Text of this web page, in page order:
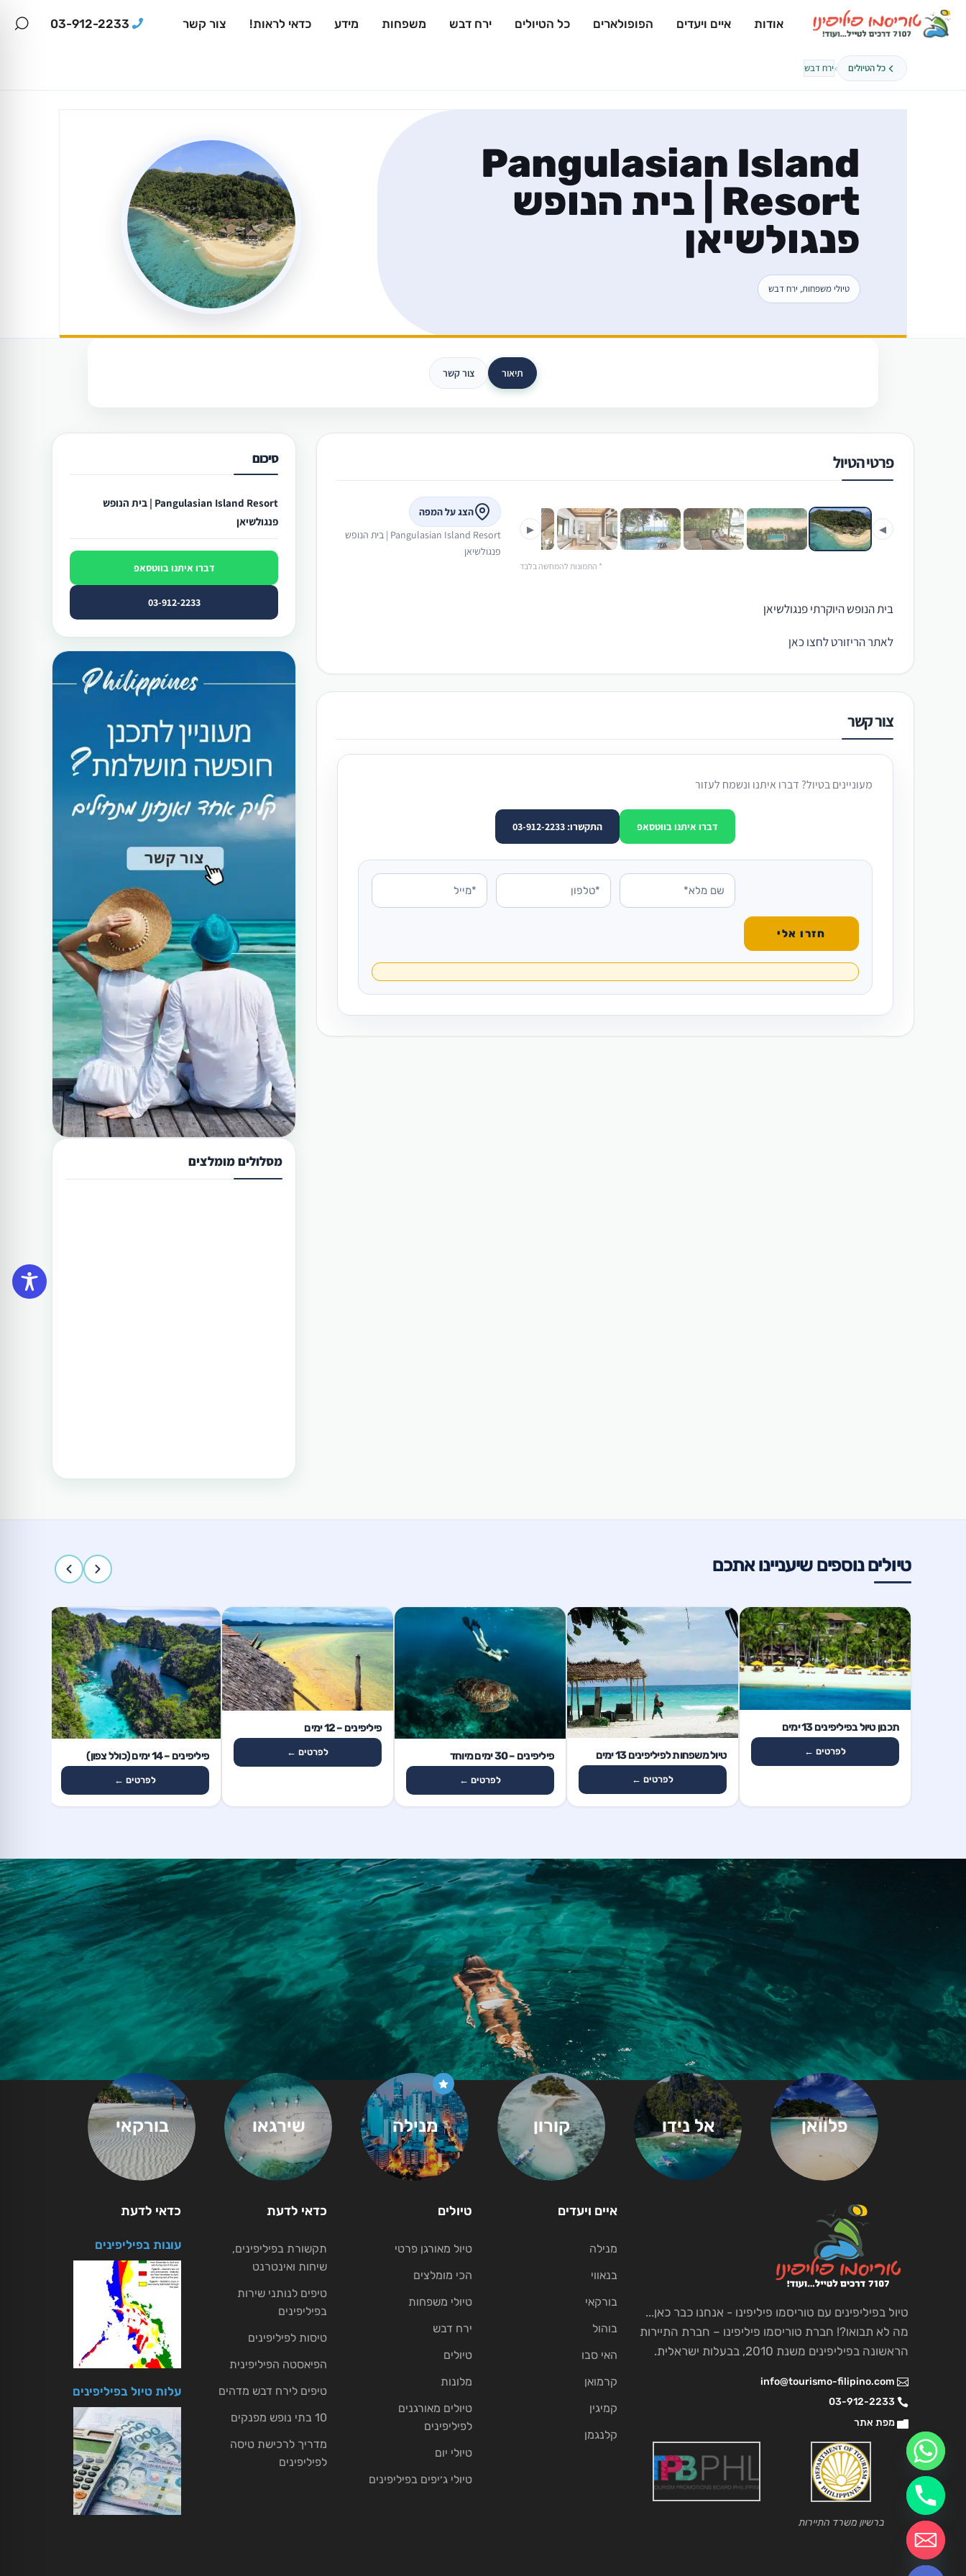
אודות איים ויעדים הפופולארים כל הטיולים ירח דבש משפחות מידע כדאי לראות! צור קשר 03-912-2233
כל הטיולים ›ירח דבש
Pangulasian Island
Resort | בית הנופש
פנגולשיאן
טיולי משפחות, ירח דבש
תיאור צור קשר
פרטי הטיול
◀
▶
* התמונות להמחשה בלבד
הצג על המפה
Pangulasian Island Resort | בית הנופש
פנגולשיאן
בית הנופש היוקרתי פנגולשיאן
לאתר הריזורט לחצו כאן
צור קשר
מעוניינים בטיול? דברו איתנו ונשמח לעזור
דברו איתנו בווטסאפ התקשרו: 03-912-2233
סיכום
Pangulasian Island Resort | בית הנופש
פנגולשיאן
דברו איתנו בווטסאפ
03-912-2233
מסלולים מומלצים
טיולים נוספים שיעניינו אתכם
תכנון טיול בפיליפינים 13 ימים
לפרטים ← טיול משפחות לפיליפינים 13 ימים
לפרטים ←
פיליפינים – 30 ימים מיוחד
לפרטים ←
פיליפינים – 12 ימים
לפרטים ← פיליפינים – 14 ימים (כולל צפון)
לפרטים ←
פלוואן אל נידו קורון מנילה שירגאו בורקאי
טיול בפיליפינים עם טוריסמו פיליפינו - אנחנו כבר כאן...
מה לא תבואו?! חברת טוריסמו פיליפינו – חברת התיירות
הראשונה בפיליפינים משנת 2010, בבעלות ישראלית.
info@tourismo-filipino.com
03-912-2233
מפת אתר
ברשיון משרד התיירות
איים ויעדים
מנילה
בנאווי
בורקאי
בוהול
האי סבו
קרמואן
קמיגין
קלנגמן
טיולים
טיול מאורגן פרטי
הכי מומלצים
טיולי משפחות
ירח דבש
טיולים
מלונות
טיולים מאורגנים
לפיליפינים
טיולי יום
טיולי ג׳יפים בפיליפינים
כדאי לדעת
תקשורת בפיליפינים,
שיחות ואינטרנט
טיפים לנותני שירות
בפיליפינים
טיסות לפיליפינים
הפיאסטה הפיליפינית
טיפים לירח דבש מדהים
10 בתי נופש מפנקים
מדריך לרכישת טיסה
לפיליפינים
כדאי לדעת
עונות בפיליפינים
עלות טיול בפיליפינים
Hide
chaty